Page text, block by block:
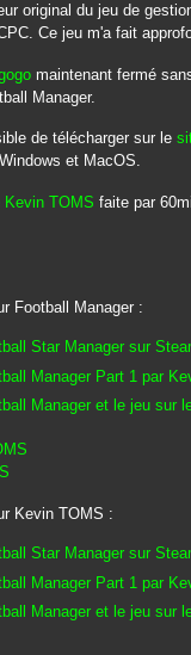
original du jeu de
Ce jeu m'a fait
maintenant fermé
Manager.
de télécharger sur le
et MacOS.
Kevin TOMS faite par
Football Manager :
Star Manager sur
Manager Part 1 par
Manager et le jeu sur
Kevin TOMS :
Star Manager sur
Manager Part 1 par
Manager et le jeu sur